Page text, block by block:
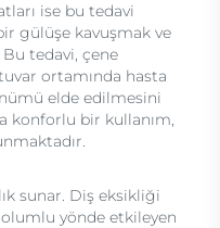
ise bu tedavi
gülüşe kavuşmak ve
tedavi, çene
ortamında hasta
elde edilmesini
konforlu bir kullanım,
sunar. Diş eksikliği
yönde etkileyen